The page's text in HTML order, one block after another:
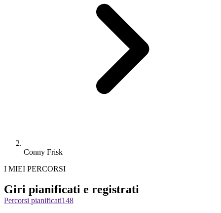
Conny Frisk
I MIEI PERCORSI
Giri pianificati e registrati
Percorsi pianificati148